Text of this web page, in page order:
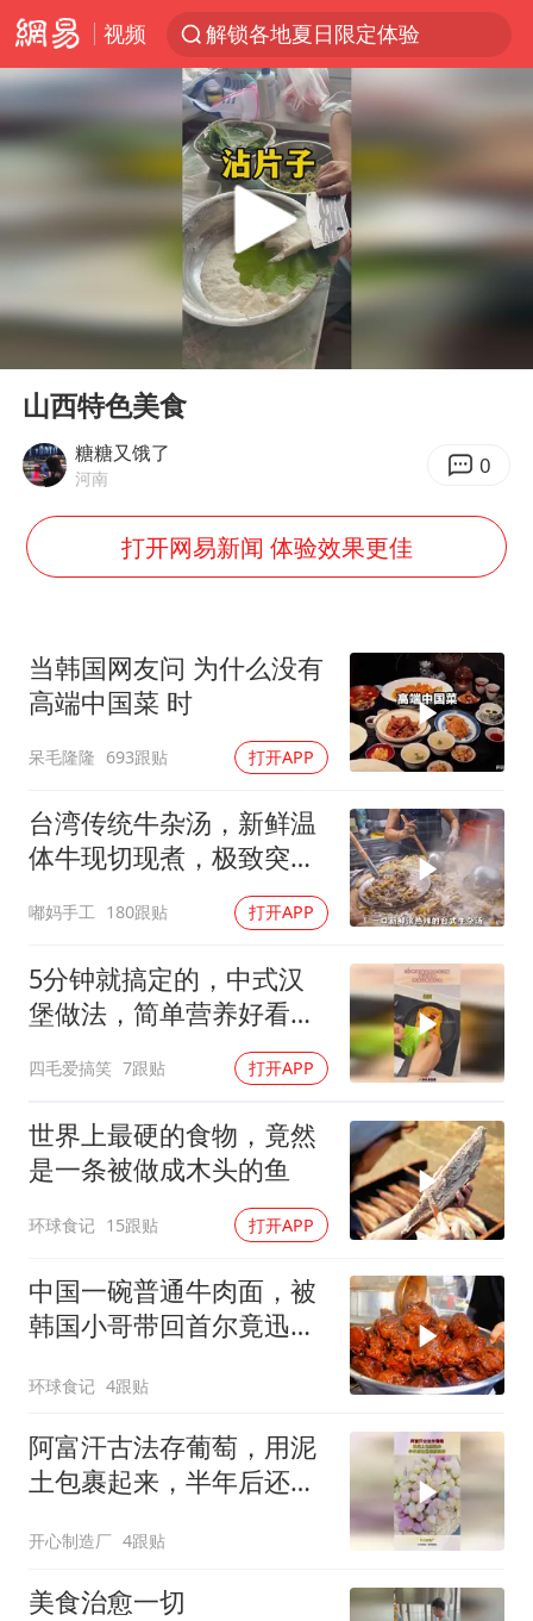
视频
解锁各地夏日限定体验
西湖突现狂风暴雨 游客瞬间被浇透
河南重大刑事案嫌疑人落网
视频丨中国东方电气集团原党组副书记、董事宋致远被查
金饰克价一夜涨回1300元
白海豚将正面袭击贯穿浙江
新疆景区自驾服务费改为按车收费
香港宏福苑火灾或由烟头引起
浙江台州《告全体市民书》
“不怕六爷挂得多 就怕六爷挂一颗”
董璇小酒窝朵朵为佟丽娅庆生
36岁男演员成景区NPC后人气爆棚
Play
山西特色美食
糖糖又饿了
河南 0
打开网易新闻 体验效果更佳
当韩国网友问 为什么没有
高端中国菜 时
呆毛隆隆 693跟贴 打开APP
台湾传统牛杂汤，新鲜温
体牛现切现煮，极致突出
嘟妈手工 180跟贴 打开APP
5分钟就搞定的，中式汉
堡做法，简单营养好看又
四毛爱搞笑 7跟贴 打开APP
世界上最硬的食物，竟然
是一条被做成木头的鱼
环球食记 15跟贴 打开APP
中国一碗普通牛肉面，被
韩国小哥带回首尔竟迅速
环球食记 4跟贴
阿富汗古法存葡萄，用泥
土包裹起来，半年后还是
开心制造厂 4跟贴
美食治愈一切